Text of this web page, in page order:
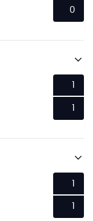
0
1